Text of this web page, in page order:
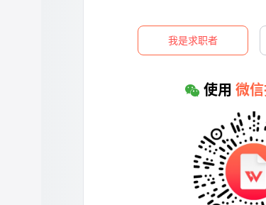
我是求职者
使用 微